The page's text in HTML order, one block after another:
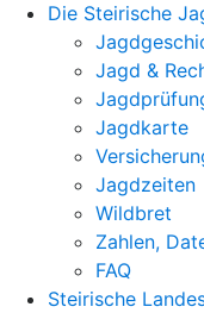
Die Steirische
Jagd &
Jagdkarte
Jagdzeiten
Wildbret
Zahlen,
FAQ
Steirische